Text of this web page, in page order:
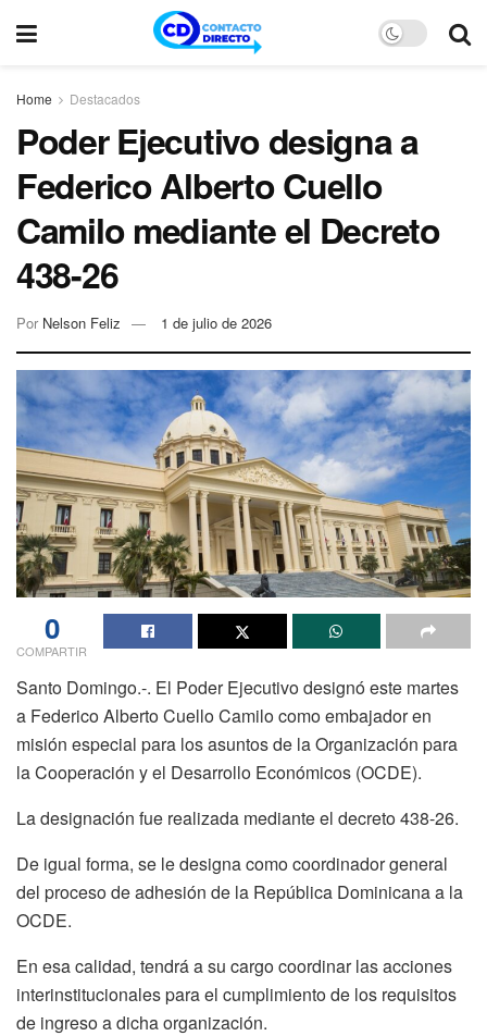
Home Destacados
Poder Ejecutivo designa a
Federico Alberto Cuello
Camilo mediante el Decreto
438-26
Por Nelson Feliz 1 de julio de 2026
0
COMPARTIR
Santo Domingo.-. El Poder Ejecutivo designó este martes
a Federico Alberto Cuello Camilo como embajador en
misión especial para los asuntos de la Organización para
la Cooperación y el Desarrollo Económicos (OCDE).
La designación fue realizada mediante el decreto 438-26.
De igual forma, se le designa como coordinador general
del proceso de adhesión de la República Dominicana a la
OCDE.
En esa calidad, tendrá a su cargo coordinar las acciones
interinstitucionales para el cumplimiento de los requisitos
de ingreso a dicha organización.